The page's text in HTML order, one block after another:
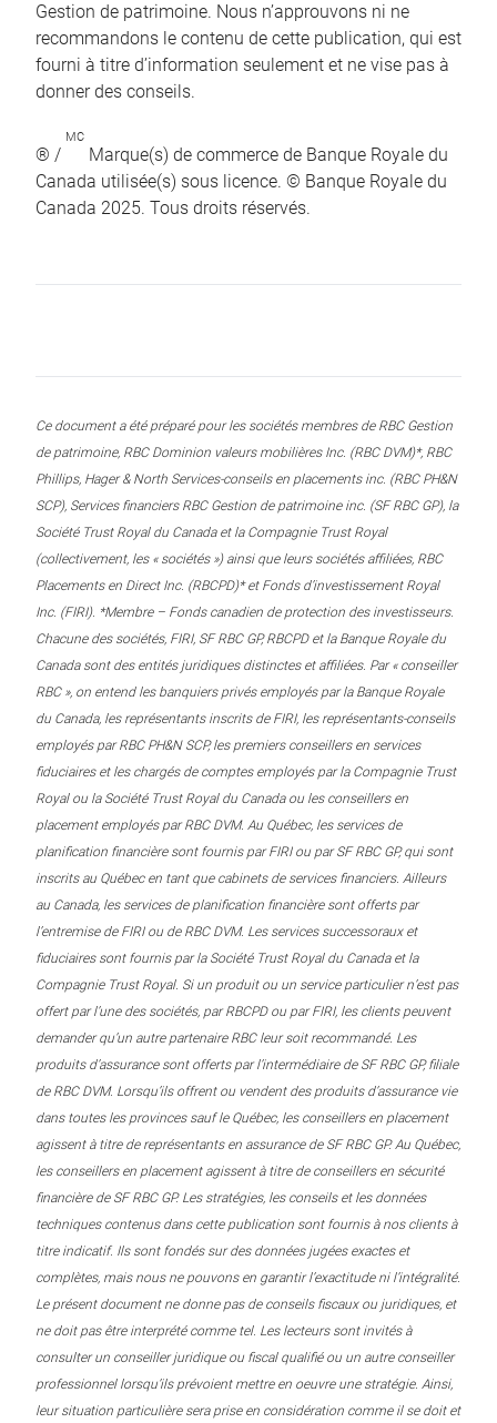
Gestion de patrimoine. Nous n’approuvons ni ne
recommandons le contenu de cette publication, qui est
fourni à titre d’information seulement et ne vise pas à
donner des conseils.
® /
MC
Marque(s) de commerce de Banque Royale du
Canada utilisée(s) sous licence. © Banque Royale du
Canada 2025. Tous droits réservés.
Ce document a été préparé pour les sociétés membres de RBC Gestion
de patrimoine, RBC Dominion valeurs mobilières Inc. (RBC DVM)*, RBC
Phillips, Hager & North Services-conseils en placements inc. (RBC PH&N
SCP), Services financiers RBC Gestion de patrimoine inc. (SF RBC GP), la
Société Trust Royal du Canada et la Compagnie Trust Royal
(collectivement, les « sociétés ») ainsi que leurs sociétés affiliées, RBC
Placements en Direct Inc. (RBCPD)* et Fonds d’investissement Royal
Inc. (FIRI). *Membre – Fonds canadien de protection des investisseurs.
Chacune des sociétés, FIRI, SF RBC GP, RBCPD et la Banque Royale du
Canada sont des entités juridiques distinctes et affiliées. Par « conseiller
RBC », on entend les banquiers privés employés par la Banque Royale
du Canada, les représentants inscrits de FIRI, les représentants-conseils
employés par RBC PH&N SCP, les premiers conseillers en services
fiduciaires et les chargés de comptes employés par la Compagnie Trust
Royal ou la Société Trust Royal du Canada ou les conseillers en
placement employés par RBC DVM. Au Québec, les services de
planification financière sont fournis par FIRI ou par SF RBC GP, qui sont
inscrits au Québec en tant que cabinets de services financiers. Ailleurs
au Canada, les services de planification financière sont offerts par
l’entremise de FIRI ou de RBC DVM. Les services successoraux et
fiduciaires sont fournis par la Société Trust Royal du Canada et la
Compagnie Trust Royal. Si un produit ou un service particulier n’est pas
offert par l’une des sociétés, par RBCPD ou par FIRI, les clients peuvent
demander qu’un autre partenaire RBC leur soit recommandé. Les
produits d’assurance sont offerts par l’intermédiaire de SF RBC GP, filiale
de RBC DVM. Lorsqu’ils offrent ou vendent des produits d’assurance vie
dans toutes les provinces sauf le Québec, les conseillers en placement
agissent à titre de représentants en assurance de SF RBC GP. Au Québec,
les conseillers en placement agissent à titre de conseillers en sécurité
financière de SF RBC GP. Les stratégies, les conseils et les données
techniques contenus dans cette publication sont fournis à nos clients à
titre indicatif. Ils sont fondés sur des données jugées exactes et
complètes, mais nous ne pouvons en garantir l’exactitude ni l’intégralité.
Le présent document ne donne pas de conseils fiscaux ou juridiques, et
ne doit pas être interprété comme tel. Les lecteurs sont invités à
consulter un conseiller juridique ou fiscal qualifié ou un autre conseiller
professionnel lorsqu’ils prévoient mettre en oeuvre une stratégie. Ainsi,
leur situation particulière sera prise en considération comme il se doit et